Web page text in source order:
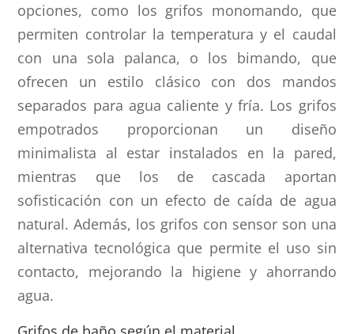
opciones, como los grifos monomando, que
permiten controlar la temperatura y el caudal
con una sola palanca, o los bimando, que
ofrecen un estilo clásico con dos mandos
separados para agua caliente y fría. Los grifos
empotrados proporcionan un diseño
minimalista al estar instalados en la pared,
mientras que los de cascada aportan
sofisticación con un efecto de caída de agua
natural. Además, los grifos con sensor son una
alternativa tecnológica que permite el uso sin
contacto, mejorando la higiene y ahorrando
agua.